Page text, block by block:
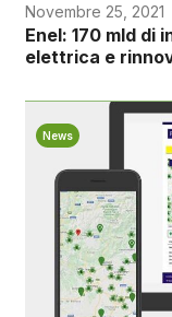
Novembre 25, 2021
Enel: 170 mld di
elettrica e
News